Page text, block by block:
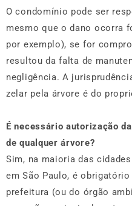
O condomínio pode ser
mesmo que o dano ocorra
por exemplo), se for
resultou da falta de
negligência. A
zelar pela árvore é do
É necessário autorização
de qualquer árvore?
Sim, na maioria das
em São Paulo, é
prefeitura (ou do órgão